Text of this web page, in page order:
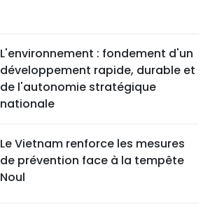
L'environnement : fondement d'un
développement rapide, durable et
de l'autonomie stratégique
nationale
Le Vietnam renforce les mesures
de prévention face à la tempête
Noul